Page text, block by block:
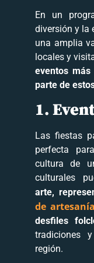
En un
diversión y la
una amplia
locales y
eventos
parte de
1.
Las fiestas
perfecta
cultura de
culturales
arte,
de
desfiles
tradiciones
región.